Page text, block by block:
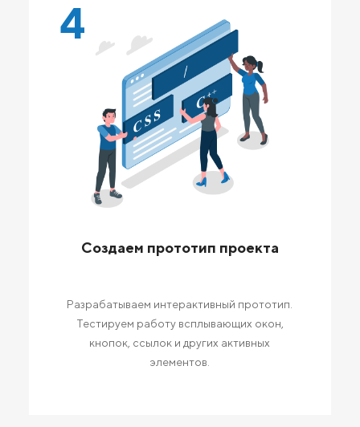
4
Создаем прототип проекта
Разрабатываем интерактивный прототип.
Тестируем работу всплывающих окон,
кнопок, ссылок и других активных
элементов.